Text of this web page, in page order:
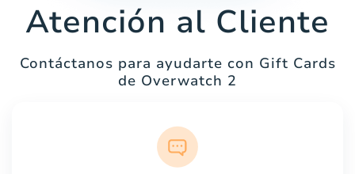
Atención al Cliente
Contáctanos para ayudarte con Gift Cards
de Overwatch 2